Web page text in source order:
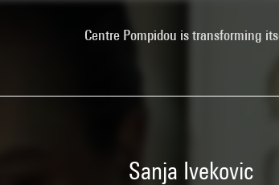
Centre Pompidou is transforming
Sanja Ivekovic